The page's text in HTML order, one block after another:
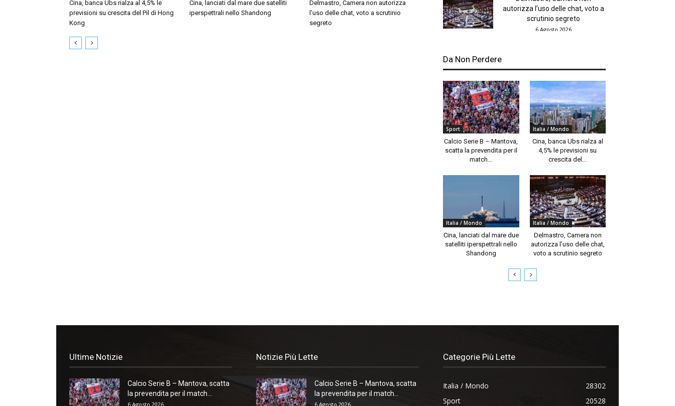
Cina, banca Ubs rialza al 4,5% le
previsioni su crescita del Pil di Hong
Kong
Cina, lanciati dal mare due satelliti
iperspettrali nello Shandong
Delmastro, Camera non autorizza
l’uso delle chat, voto a scrutinio
segreto
autorizza l’uso delle chat, voto a
scrutinio segreto
6 Agosto 2026
Da Non Perdere
Sport
Calcio Serie B – Mantova,
scatta la prevendita per il
match...
Italia / Mondo
Cina, banca Ubs rialza al
4,5% le previsioni su
crescita del...
Italia / Mondo
Cina, lanciati dal mare due
satelliti iperspettrali nello
Shandong
Italia / Mondo
Delmastro, Camera non
autorizza l’uso delle chat,
voto a scrutinio segreto
Ultime Notizie
Calcio Serie B – Mantova, scatta
la prevendita per il match...
6 Agosto 2026
Notizie Più Lette
Calcio Serie B – Mantova, scatta
la prevendita per il match...
6 Agosto 2026
Categorie Più Lette
Italia / Mondo
28302
Sport
20528